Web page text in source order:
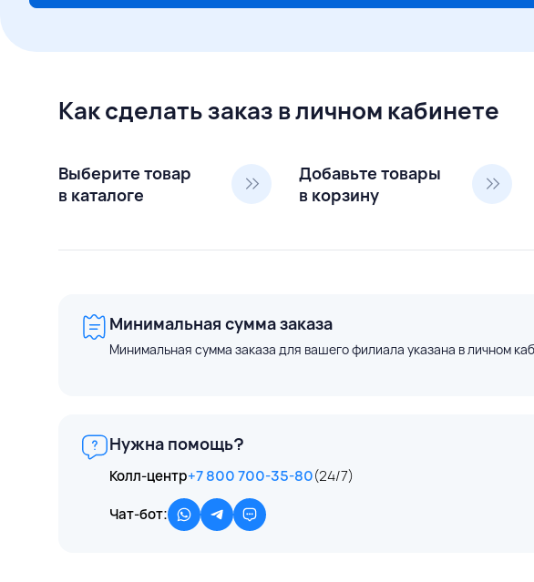
Как сделать заказ в личном кабинете
Выберите товар
в каталоге
Добавьте товары
в корзину
Минимальная сумма заказа
Минимальная сумма заказа для вашего филиала указана в личном
Нужна помощь?
Колл-центр+7 800 700-35-80(24/7)
Чат-бот: